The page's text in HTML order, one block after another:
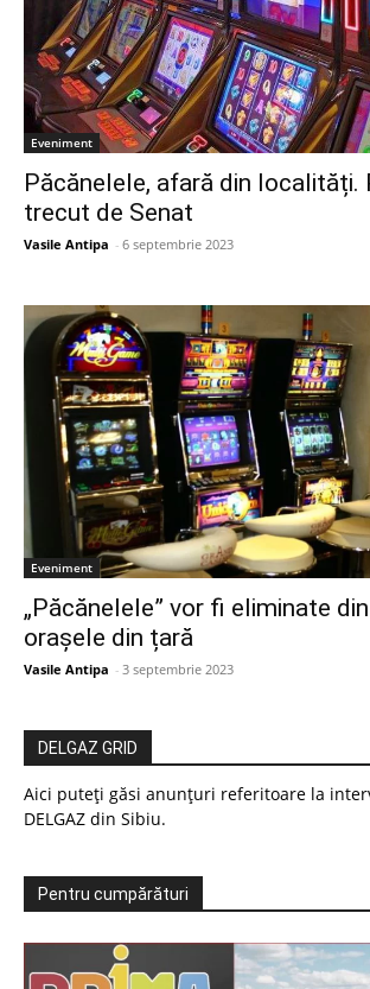
Eveniment
Păcănelele, afară din localități.
trecut de Senat
Vasile Antipa - 6 septembrie 2023
Eveniment
„Păcănelele” vor fi eliminate
orașele din țară
Vasile Antipa - 3 septembrie 2023
DELGAZ GRID
Aici puteți găsi anunțuri referitoare la
DELGAZ din Sibiu.
Pentru cumpărături